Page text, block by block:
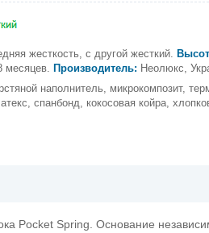
жесткость, с другой жесткий.
месяцев. Производитель: Неолюкс,
наполнитель, микрокомпозит,
спанбонд, кокосовая койра,
Pocket Spring. Основание